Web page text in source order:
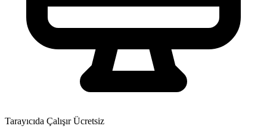
Tarayıcıda Çalışır Ücretsiz